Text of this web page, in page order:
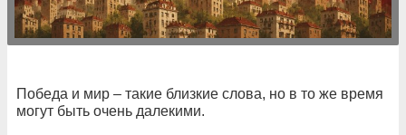
Победа и мир – такие близкие слова, но в то же время
могут быть очень далекими.